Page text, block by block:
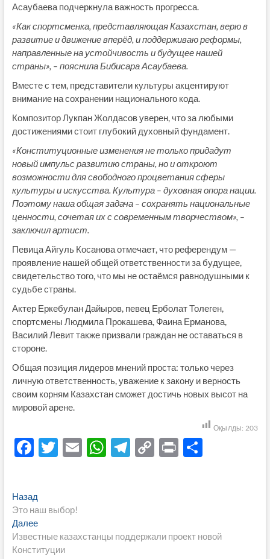
Асаубаева подчеркнула важность прогресса.
«Как спортсменка, представляющая Казахстан, верю в
развитие и движение вперёд, и поддерживаю реформы,
направленные на устойчивость и будущее нашей
страны», – пояснила Бибисара Асаубаева.
Вместе с тем, представители культуры акцентируют
внимание на сохранении национального кода.
Композитор Лукпан Жолдасов уверен, что за любыми
достижениями стоит глубокий духовный фундамент.
«Конституционные изменения не только придадут
новый импульс развитию страны, но и откроют
возможности для свободного процветания сферы
культуры и искусства. Культура – духовная опора нации.
Поэтому наша общая задача – сохранять национальные
ценности, сочетая их с современным творчеством», –
заключил артист.
Певица Айгуль Косанова отмечает, что референдум —
проявление нашей общей ответственности за будущее,
свидетельство того, что мы не остаёмся равнодушными к
судьбе страны.
Актер Еркебулан Дайыров, певец Ерболат Толеген,
спортсмены Людмила Прокашева, Фаина Ерманова,
Василий Левит также призвали граждан не оставаться в
стороне.
Общая позиция лидеров мнений проста: только через
личную ответственность, уважение к закону и верность
своим корням Казахстан сможет достичь новых высот на
мировой арене.
Оқылды: 203
F
b
o
o
T
er
E W
p
T
m
C
n
P О
и
Навигация
по
записям
НазадПредыдущая
запись:
Это наш выбор!
ДалееСледующая
запись:
Известные казахстанцы поддержали проект новой
Конституции